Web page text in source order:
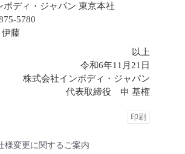
ボディ・ジャパン 東京本社
5780
藤
以上
令和6年11月21日
株式会社インボディ・ジャパン
代表取締役 申 基権
印刷
様変更に関するご案内